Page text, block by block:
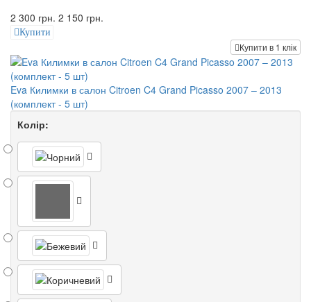
2 300 грн. 2 150 грн.
Купити
Купити в 1 клік
Eva Килимки в салон Citroen C4 Grand Picasso 2007 – 2013
(комплект - 5 шт)
Колір: